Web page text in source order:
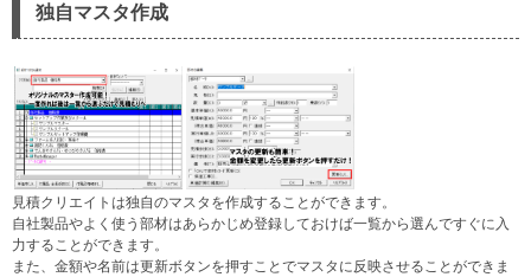
独自マスタ作成​​
見積クリエイトは独自のマスタを作成することができます。
自社製品やよく使う部材はあらかじめ登録しておけば一覧から選んですぐに入
力することができます。
また、金額や名前は更新ボタンを押すことでマスタに反映させることができま